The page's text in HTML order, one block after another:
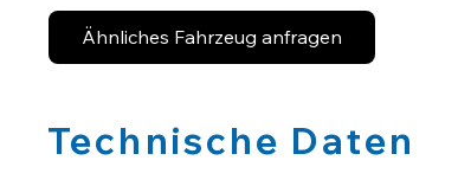
Ähnliches Fahrzeug anfragen
Technische Daten